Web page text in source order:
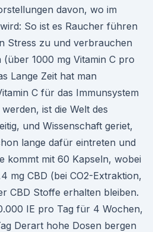
davon, wo im
So ist es Raucher führen
Stress zu und verbrauchen
1000 mg Vitamin C pro
Lange Zeit hat man
C für das Immunsystem
ist die Welt des
und Wissenschaft geriet,
lange dafür eintreten und
kommt mit 60 Kapseln, wobei
mg CBD (bei CO2-Extraktion,
CBD Stoffe erhalten bleiben.
IE pro Tag für 4 Wochen,
Derart hohe Dosen bergen